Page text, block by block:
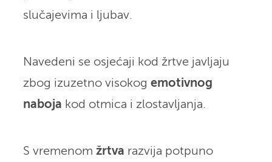
slučajevima i ljubav.
Navedeni se osjećaji kod žrtve javljaju
zbog izuzetno visokog emotivnog
naboja kod otmica i zlostavljanja.
S vremenom žrtva razvija potpuno